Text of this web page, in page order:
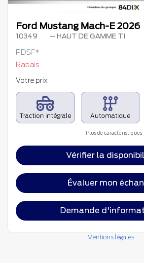
Ford Mustang Mach-E 2026
10349 – HAUT DE GAMME TI
PDSF*
Rabais
Votre prix
Traction intégrale Automatique
Plus de caractéristiques
Vérifier la
Évaluer mon
Demande
Mentions légales